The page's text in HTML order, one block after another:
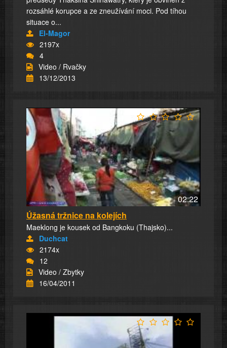
rozsáhlé korupce a ze zneužívání moci. Pod tíhou
situace o...
El-Magor
2197x
4
Video / Rvačky
13/12/2013
02:22
Úžasná tržnice na kolejích
Maeklong je kousek od Bangkoku (Thajsko)...
Duchcat
2174x
12
Video / Zbytky
16/04/2011